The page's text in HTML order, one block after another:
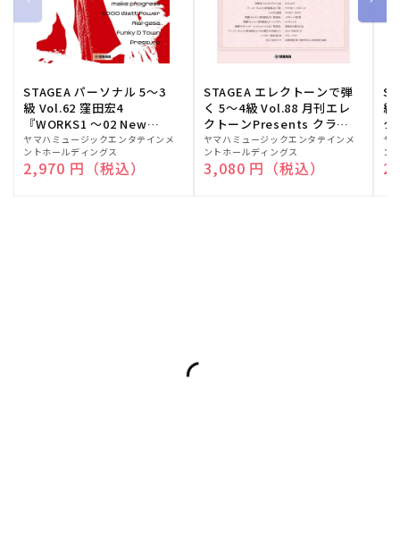
STAGEA パーソナル 5～3
級 Vol.62 窪田宏4
『WORKS1 ～02 New
edition～』
販
売
元:
ヤマハミュージックエンタテインメ
ントホールディングス
通常価格
2,970 円（税込）
STAGEA エレクトーンで弾
く 5～4級 Vol.88 月刊エレ
クトーンPresents クラシ
ック名曲集
販
売
元:
ヤマハミュージックエンタテインメ
ントホールディングス
通常価格
3,080 円（税込）
級
ク
販
売
元:
ヤ
ン